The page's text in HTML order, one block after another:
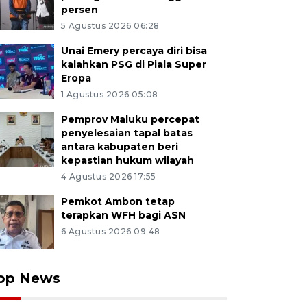
persen
5 Agustus 2026 06:28
Unai Emery percaya diri bisa
kalahkan PSG di Piala Super
Eropa
1 Agustus 2026 05:08
Pemprov Maluku percepat
penyelesaian tapal batas
antara kabupaten beri
kepastian hukum wilayah
4 Agustus 2026 17:55
Pemkot Ambon tetap
terapkan WFH bagi ASN
6 Agustus 2026 09:48
News